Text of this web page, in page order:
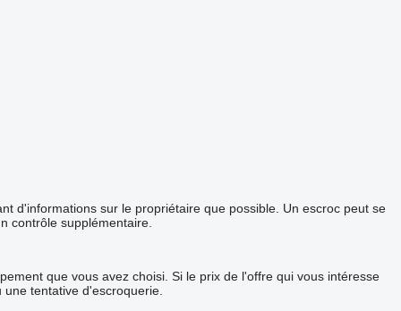
d'informations sur le propriétaire que possible. Un escroc peut se
contrôle supplémentaire.
que vous avez choisi. Si le prix de l'offre qui vous intéresse
tentative d'escroquerie.